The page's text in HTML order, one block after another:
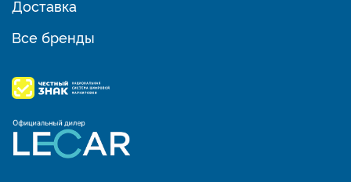
Доставка
Все бренды